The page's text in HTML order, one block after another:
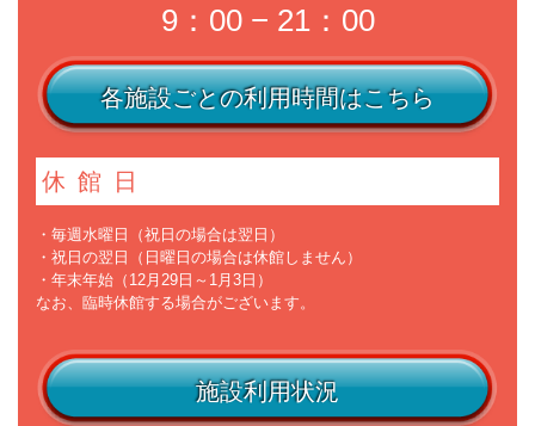
9：00 − 21：00
各施設ごとの利用時間はこちら
休館日
・毎週水曜日（祝日の場合は翌日）
・祝日の翌日（日曜日の場合は休館しません）
・年末年始（12月29日～1月3日）
なお、臨時休館する場合がございます。
施設利用状況